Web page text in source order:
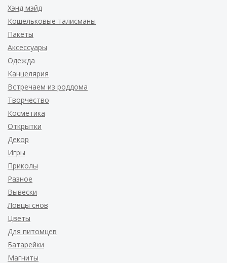
Хэнд мэйд
Кошельковые талисманы
Пакеты
Аксессуары
Одежда
Канцелярия
Встречаем из роддома
Творчество
Косметика
Открытки
Декор
Игры
Приколы
Разное
Вывески
Ловцы снов
Цветы
Для питомцев
Батарейки
Магниты